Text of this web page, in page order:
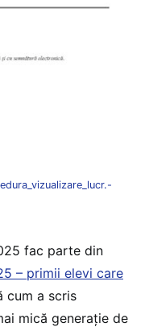
fac parte din
– primii elevi care
cum a scris
mică generație de